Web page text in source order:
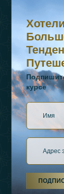
Хотели бы
Подпишитесь
курсе